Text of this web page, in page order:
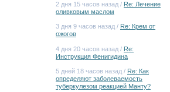
2 дня 15 часов назад / Re: Лечение
оливковым маслом
3 дня 9 часов назад / Re: Крем от
ожогов
4 дня 20 часов назад / Re:
Инструкция Фенигидина
5 дней 18 часов назад / Re: Как
определяют заболеваемость
туберкулезом реакцией Манту?